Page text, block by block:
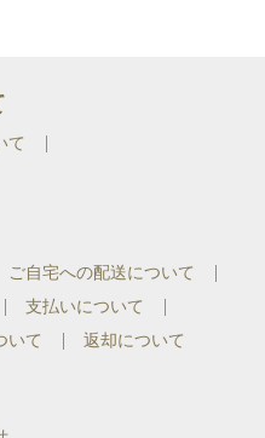
て
ご自宅への配送について
支払いについて
いて 返却について